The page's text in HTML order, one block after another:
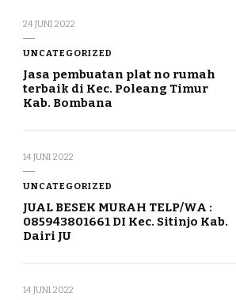
24 JUNI 2022
UNCATEGORIZED
Jasa pembuatan plat no rumah
terbaik di Kec. Poleang Timur
Kab. Bombana
14 JUNI 2022
UNCATEGORIZED
JUAL BESEK MURAH TELP/WA :
085943801661 DI Kec. Sitinjo Kab.
Dairi JU
14 JUNI 2022